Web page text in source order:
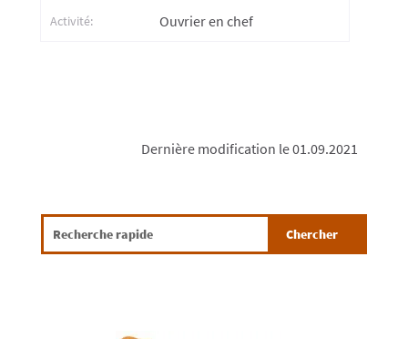
Activité: Ouvrier en chef
Dernière modification le 01.09.2021